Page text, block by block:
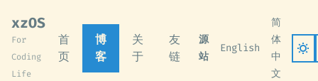
xzOS
For
Coding
Life
首
页
博
客
关
于
友
链
源
站
English
简
体
中
文